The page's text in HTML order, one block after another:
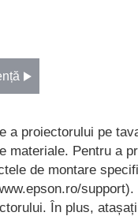
a proiectorului pe
materiale. Pentru a
de montare
În plus,